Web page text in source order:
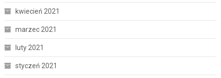
kwiecień 2021
marzec 2021
luty 2021
styczeń 2021